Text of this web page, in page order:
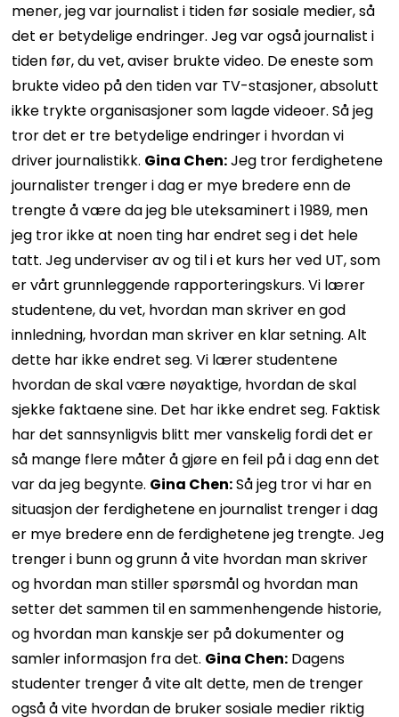
mener, jeg var journalist i tiden før sosiale medier, så
det er betydelige endringer. Jeg var også journalist i
tiden før, du vet, aviser brukte video. De eneste som
brukte video på den tiden var TV-stasjoner, absolutt
ikke trykte organisasjoner som lagde videoer. Så jeg
tror det er tre betydelige endringer i hvordan vi
driver journalistikk. Gina Chen:Jeg tror ferdighetene
journalister trenger i dag er mye bredere enn de
trengte å være da jeg ble uteksaminert i 1989, men
jeg tror ikke at noen ting har endret seg i det hele
tatt. Jeg underviser av og til i et kurs her ved UT, som
er vårt grunnleggende rapporteringskurs. Vi lærer
studentene, du vet, hvordan man skriver en god
innledning, hvordan man skriver en klar setning. Alt
dette har ikke endret seg. Vi lærer studentene
hvordan de skal være nøyaktige, hvordan de skal
sjekke faktaene sine. Det har ikke endret seg. Faktisk
har det sannsynligvis blitt mer vanskelig fordi det er
så mange flere måter å gjøre en feil på i dag enn det
var da jeg begynte. Gina Chen:Så jeg tror vi har en
situasjon der ferdighetene en journalist trenger i dag
er mye bredere enn de ferdighetene jeg trengte. Jeg
trenger i bunn og grunn å vite hvordan man skriver
og hvordan man stiller spørsmål og hvordan man
setter det sammen til en sammenhengende historie,
og hvordan man kanskje ser på dokumenter og
samler informasjon fra det. Gina Chen: Dagens
studenter trenger å vite alt dette, men de trenger
også å vite hvordan de bruker sosiale medier riktig